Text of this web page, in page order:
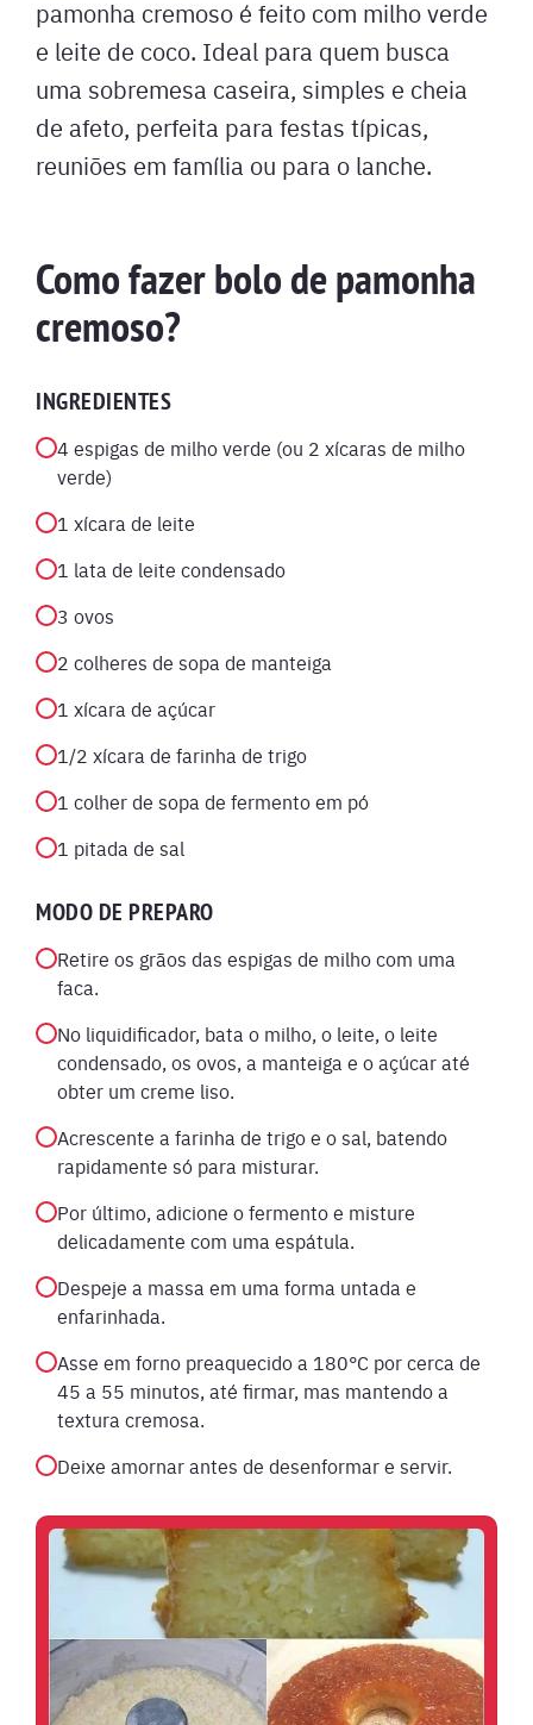
pamonha cremoso é feito com milho verde
e leite de coco. Ideal para quem busca
uma sobremesa caseira, simples e cheia
de afeto, perfeita para festas típicas,
reuniões em família ou para o lanche.
Como fazer bolo de pamonha
cremoso?
INGREDIENTES
4 espigas de milho verde (ou 2 xícaras de milho
verde)
1 xícara de leite
1 lata de leite condensado
3 ovos
2 colheres de sopa de manteiga
1 xícara de açúcar
1/2 xícara de farinha de trigo
1 colher de sopa de fermento em pó
1 pitada de sal
MODO DE PREPARO
Retire os grãos das espigas de milho com uma
faca.
No liquidificador, bata o milho, o leite, o leite
condensado, os ovos, a manteiga e o açúcar até
obter um creme liso.
Acrescente a farinha de trigo e o sal, batendo
rapidamente só para misturar.
Por último, adicione o fermento e misture
delicadamente com uma espátula.
Despeje a massa em uma forma untada e
enfarinhada.
Asse em forno preaquecido a 180°C por cerca de
45 a 55 minutos, até firmar, mas mantendo a
textura cremosa.
Deixe amornar antes de desenformar e servir.